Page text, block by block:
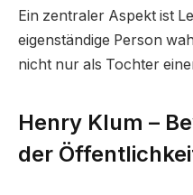
Ein zentraler Aspekt ist
eigenständige Person
nicht nur als Tochter
Henry Klum –
der